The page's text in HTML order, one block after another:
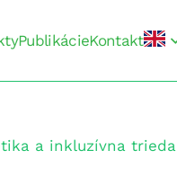
PublikácieKontakt
a inkluzívna trieda